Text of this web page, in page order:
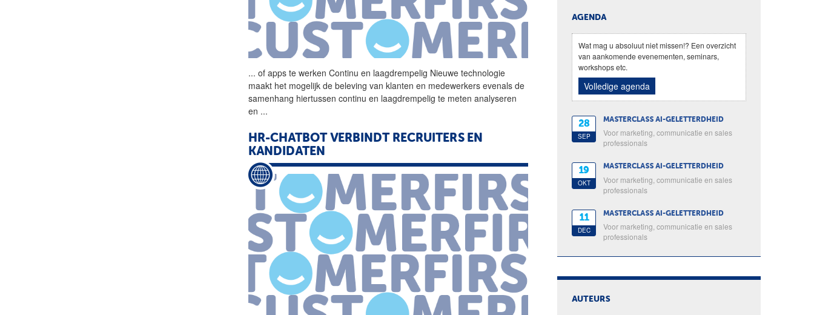
... of apps te werken Continu en laagdrempelig Nieuwe technologie
maakt het mogelijk de beleving van klanten en medewerkers evenals de
samenhang hiertussen continu en laagdrempelig te meten analyseren
en ...
HR-CHATBOT VERBINDT RECRUITERS EN
KANDIDATEN
AGENDA
Wat mag u absoluut niet missen!? Een overzicht
van aankomende evenementen, seminars,
workshops etc.
Volledige agenda
28
SEP
MASTERCLASS AI-GELETTERDHEID
Voor marketing, communicatie en sales
professionals
19
OKT
MASTERCLASS AI-GELETTERDHEID
Voor marketing, communicatie en sales
professionals
11
DEC
MASTERCLASS AI-GELETTERDHEID
Voor marketing, communicatie en sales
professionals
AUTEURS